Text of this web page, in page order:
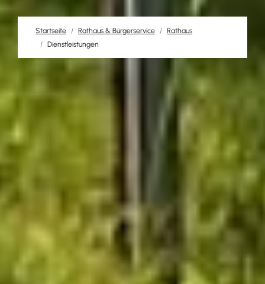
Startseite Rathaus & Bürgerservice
Rathaus
Dienstleistungen